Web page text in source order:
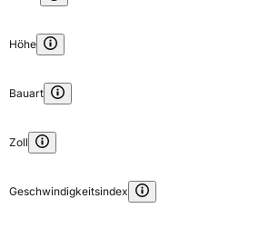
Höhe
Bauart
Zoll
Geschwindigkeitsindex